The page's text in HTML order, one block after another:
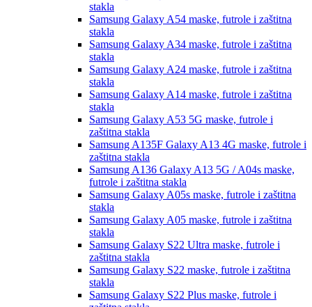
stakla
Samsung Galaxy A54 maske, futrole i zaštitna
stakla
Samsung Galaxy A34 maske, futrole i zaštitna
stakla
Samsung Galaxy A24 maske, futrole i zaštitna
stakla
Samsung Galaxy A14 maske, futrole i zaštitna
stakla
Samsung Galaxy A53 5G maske, futrole i
zaštitna stakla
Samsung A135F Galaxy A13 4G maske, futrole i
zaštitna stakla
Samsung A136 Galaxy A13 5G / A04s maske,
futrole i zaštitna stakla
Samsung Galaxy A05s maske, futrole i zaštitna
stakla
Samsung Galaxy A05 maske, futrole i zaštitna
stakla
Samsung Galaxy S22 Ultra maske, futrole i
zaštitna stakla
Samsung Galaxy S22 maske, futrole i zaštitna
stakla
Samsung Galaxy S22 Plus maske, futrole i